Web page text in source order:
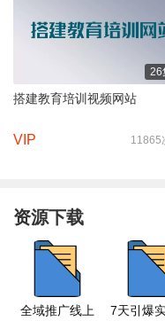
26
搭建教育培训视频网站
VIP 11865
资源下载
全域推广线上
7天引爆